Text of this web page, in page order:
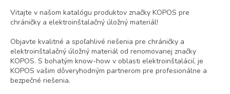
Vitajte v našom katalógu produktov značky KOPOS pre
chráničky a elektroinštalačný úložný materiál!
Objavte kvalitné a spoľahlivé riešenia pre chráničky a
elektroinštalačný úložný materiál od renomovanej značky
KOPOS. S bohatým know-how v oblasti elektroinštalácií, je
KOPOS vašim dôveryhodným partnerom pre profesionálne a
bezpečné riešenia.